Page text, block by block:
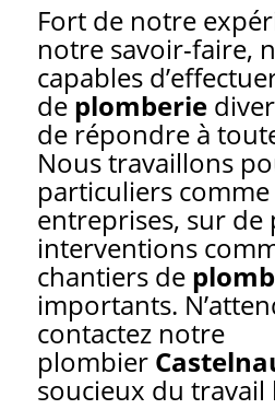
Fort de notre
notre savoir-faire,
capables
de plomberie
de répondre à
Nous travaillons
particuliers
entreprises, sur de
interventions
chantiers de
importants.
contactez notre
plombier
soucieux du travail